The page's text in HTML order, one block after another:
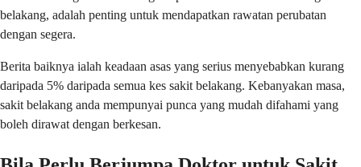
belakang, adalah penting untuk mendapatkan rawatan perubatan
dengan segera.
Berita baiknya ialah keadaan asas yang serius menyebabkan kurang
daripada 5% daripada semua kes sakit belakang. Kebanyakan masa,
sakit belakang anda mempunyai punca yang mudah difahami yang
boleh dirawat dengan berkesan.